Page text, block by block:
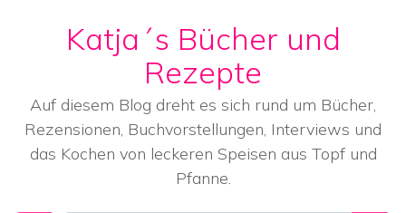
Skip to content
Katja´s Bücher und
Rezepte
Auf diesem Blog dreht es sich rund um Bücher,
Rezensionen, Buchvorstellungen, Interviews und
das Kochen von leckeren Speisen aus Topf und
Pfanne.